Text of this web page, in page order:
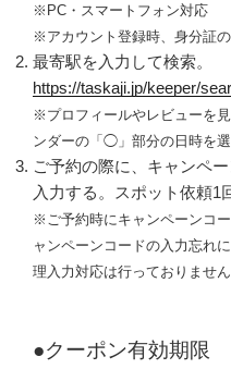
※PC・スマートフォン対応
※アカウント登録時、身分証の
最寄駅を入力して検索。
https://taskaji.jp/keeper/
※ プロフィールやレビューを
ンダーの「◯」部分の日時を選
ご予約の際に、キャンペ
入力する。スポット依頼1
※ご予約時にキャンペーンコ
ャンペーンコードの入力忘れ
理入力対応は行っておりません
●クーポン有効期限